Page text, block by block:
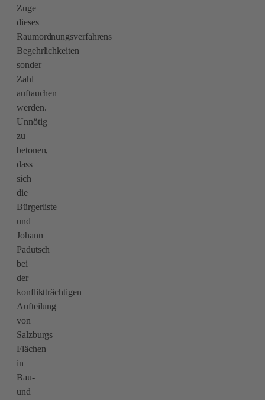
Zuge
dieses
Raumordnungsverfahrens
Begehrlichkeiten
sonder
Zahl
auftauchen
werden.
Unnötig
zu
betonen,
dass
sich
die
Bürgerliste
und
Johann
Padutsch
bei
der
konfliktträchtigen
Aufteilung
von
Salzburgs
Flächen
in
Bau-
und